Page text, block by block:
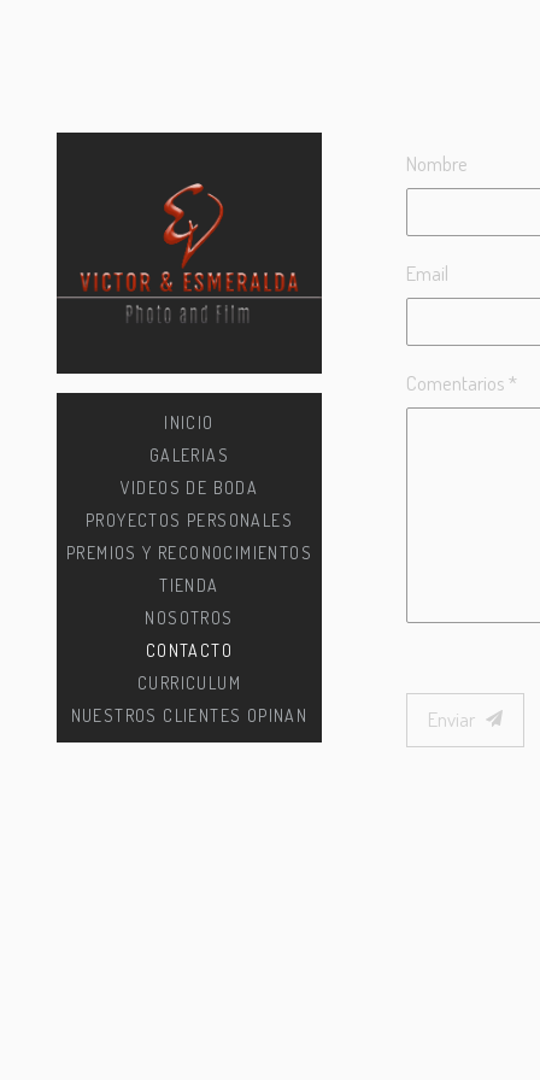
INICIO
GALERIAS
VIDEOS DE BODA
PROYECTOS PERSONALES
PREMIOS Y RECONOCIMIENTOS
TIENDA
NOSOTROS
CONTACTO
CURRICULUM
NUESTROS CLIENTES OPINAN
Nombre
Email
Comentarios *
Enviar